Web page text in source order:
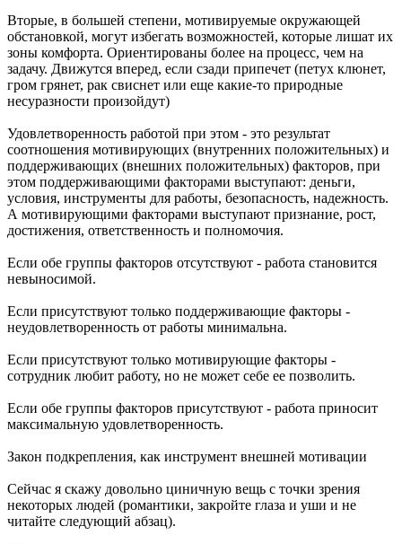
Вторые, в большей степени, мотивируемые окружающей
обстановкой, могут избегать возможностей, которые лишат их
зоны комфорта. Ориентированы более на процесс, чем на
задачу. Движутся вперед, если сзади припечет (петух клюнет,
гром грянет, рак свиснет или еще какие-то природные
несуразности произойдут)
Удовлетворенность работой при этом - это результат
соотношения мотивирующих (внутренних положительных) и
поддерживающих (внешних положительных) факторов, при
этом поддерживающими факторами выступают: деньги,
условия, инструменты для работы, безопасность, надежность.
А мотивирующими факторами выступают признание, рост,
достижения, ответственность и полномочия.
Если обе группы факторов отсутствуют - работа становится
невыносимой.
Если присутствуют только поддерживающие факторы -
неудовлетворенность от работы минимальна.
Если присутствуют только мотивирующие факторы -
сотрудник любит работу, но не может себе ее позволить.
Если обе группы факторов присутствуют - работа приносит
максимальную удовлетворенность.
Закон подкрепления, как инструмент внешней мотивации
Сейчас я скажу довольно циничную вещь с точки зрения
некоторых людей (романтики, закройте глаза и уши и не
читайте следующий абзац).